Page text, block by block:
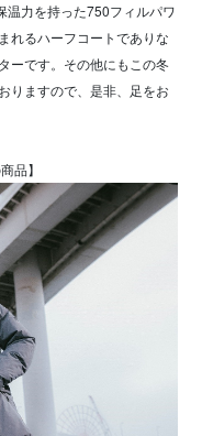
温力を持った750フィルパワ
れるハーフコートでありな
ーです。その他にもこの冬
りますので、是非、足をお
品】